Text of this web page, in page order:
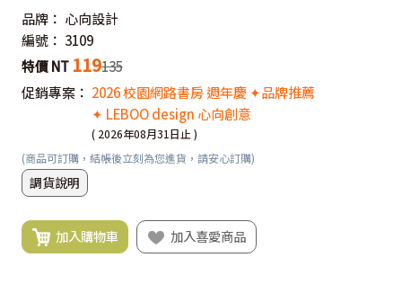
品牌： 心向設計
編號： 3109
特價 NT 119135
促銷專案： 2026 校園網路書房 週年慶 ✦品牌推薦
✦ LEBOO design 心向創意
( 2026年08月31日止 )
(商品可訂購，結帳後立刻為您進貨，請安心訂購)
調貨說明
加入購物車 加入喜愛商品